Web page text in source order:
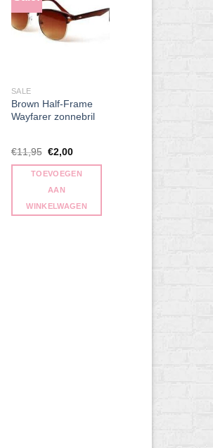
SALE
Brown Half-Frame
Wayfarer zonnebril
€11,95 Oorspronkelijke
was:
€2,00Huidige
is:
TOEVOEGEN
AAN
WINKELWAGEN